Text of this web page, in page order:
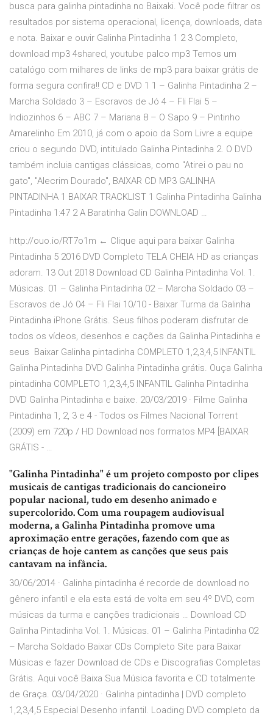
busca para galinha pintadinha no Baixaki. Você pode filtrar os
resultados por sistema operacional, licença, downloads, data
e nota. Baixar e ouvir Galinha Pintadinha 1 2 3 Completo,
download mp3 4shared, youtube palco mp3 Temos um
catalógo com milhares de links de mp3 para baixar grátis de
forma segura confira!! CD e DVD 1 1 – Galinha Pintadinha 2 –
Marcha Soldado 3 – Escravos de Jó 4 – Fli Flai 5 –
Indiozinhos 6 – ABC 7 – Mariana 8 – O Sapo 9 – Pintinho
Amarelinho Em 2010, já com o apoio da Som Livre a equipe
criou o segundo DVD, intitulado Galinha Pintadinha 2. O DVD
também incluia cantigas clássicas, como "Atirei o pau no
gato", "Alecrim Dourado", BAIXAR CD MP3 GALINHA
PINTADINHA 1 BAIXAR TRACKLIST 1 Galinha Pintadinha Galinha
Pintadinha 1:47 2 A Baratinha Galin DOWNLOAD …
http://ouo.io/RT7o1m ← Clique aqui para baixar Galinha
Pintadinha 5 2016 DVD Completo TELA CHEIA HD as crianças
adoram. 13 Out 2018 Download CD Galinha Pintadinha Vol. 1.
Músicas. 01 – Galinha Pintadinha 02 – Marcha Soldado 03 –
Escravos de Jó 04 – Fli Flai 10/10 - Baixar Turma da Galinha
Pintadinha iPhone Grátis. Seus filhos poderam disfrutar de
todos os vídeos, desenhos e cações da Galinha Pintadinha e
seus Baixar Galinha pintadinha COMPLETO 1,2,3,4,5 INFANTIL
Galinha Pintadinha DVD Galinha Pintadinha grátis. Ouça Galinha
pintadinha COMPLETO 1,2,3,4,5 INFANTIL Galinha Pintadinha
DVD Galinha Pintadinha e baixe. 20/03/2019 · Filme Galinha
Pintadinha 1, 2, 3 e 4 - Todos os Filmes Nacional Torrent
(2009) em 720p / HD Download nos formatos MP4 [BAIXAR
GRÁTIS - …
"Galinha Pintadinha" é um projeto composto por clipes
musicais de cantigas tradicionais do cancioneiro
popular nacional, tudo em desenho animado e
supercolorido. Com uma roupagem audiovisual
moderna, a Galinha Pintadinha promove uma
aproximação entre gerações, fazendo com que as
crianças de hoje cantem as canções que seus pais
cantavam na infância.
30/06/2014 · Galinha pintadinha é recorde de download no
gênero infantil e ela esta está de volta em seu 4º DVD, com
músicas da turma e canções tradicionais … Download CD
Galinha Pintadinha Vol. 1. Músicas. 01 – Galinha Pintadinha 02
– Marcha Soldado Baixar CDs Completo Site para Baixar
Músicas e fazer Download de CDs e Discografias Completas
Grátis. Aqui você Baixa Sua Música favorita e CD totalmente
de Graça. 03/04/2020 · Galinha pintadinha | DVD completo
1,2,3,4,5 Especial Desenho infantil. Loading DVD completo da